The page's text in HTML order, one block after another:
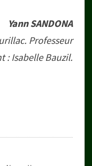
Yann SANDONA
Professeur
: Isabelle Bauzil.